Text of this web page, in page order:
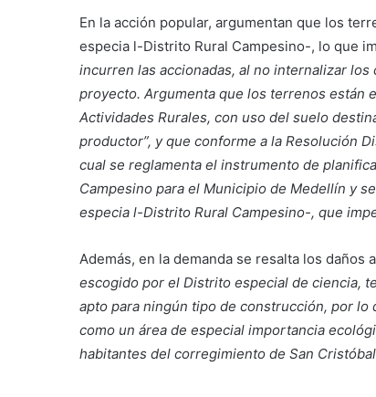
En la acción popular, argumentan que los
especia l-Distrito Rural Campesino-, lo que
incurren las accionadas, al no internalizar
proyecto. Argumenta que los terrenos están
Actividades Rurales, con uso del suelo
productor”, y que conforme a la Resolución
cual se reglamenta el instrumento de
Campesino para el Municipio de Medellín y
especia l-Distrito Rural Campesino-, que
Además, en la demanda se resalta los
escogido por el Distrito especial de ciencia,
apto para ningún tipo de construcción, por
como un área de especial importancia
habitantes del corregimiento de San